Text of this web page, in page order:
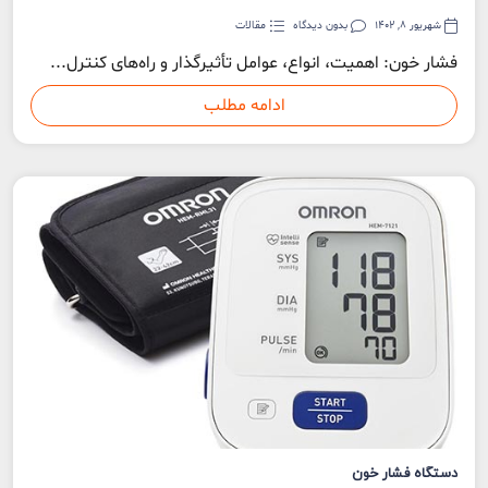
شهریور 8, 1402 بدون دیدگاه مقالات
فشار خون: اهمیت، انواع، عوامل تأثیرگذار و راه‌های کنترل...
ادامه مطلب
دستگاه فشار خون